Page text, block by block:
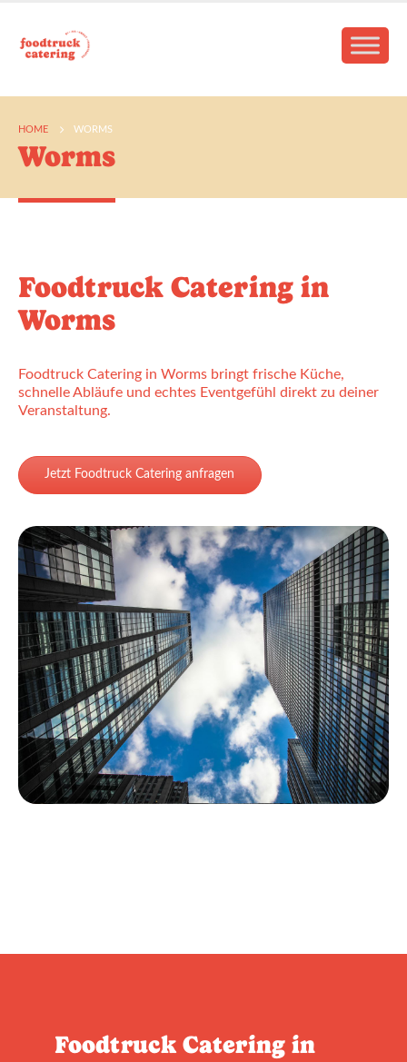
HOME WORMS
Worms
Foodtruck Catering in
Worms
Foodtruck Catering in Worms bringt frische Küche,
schnelle Abläufe und echtes Eventgefühl direkt zu deiner
Veranstaltung.
Jetzt Foodtruck Catering anfragen
Foodtruck Catering in